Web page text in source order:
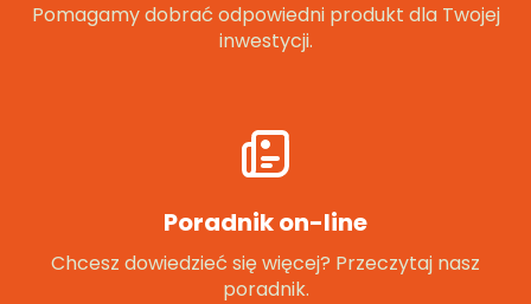
Pomagamy dobrać odpowiedni produkt dla Twojej
inwestycji.
Poradnik on-line
Chcesz dowiedzieć się więcej? Przeczytaj nasz
poradnik.